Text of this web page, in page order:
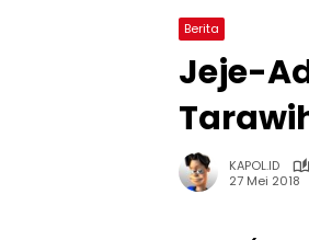
Berita
Jeje-
KAPOL.ID
27 Mei 2018